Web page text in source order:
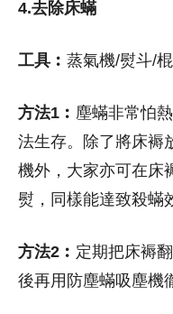
4.去除床蟎
工具︰ 蒸氣機/熨斗/
方法1︰ 塵蟎非常怕
法生存。除了將床褥
機外，大家亦可在床
熨，同樣能達致殺蟎
方法2︰ 定期把床褥
後再用防塵蟎吸塵機